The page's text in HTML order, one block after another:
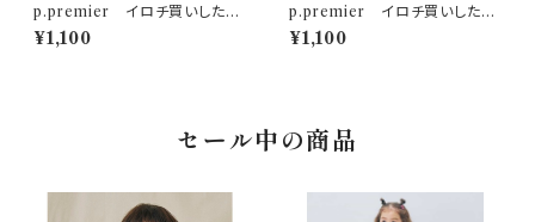
p.premier イロチ買いしたい
ノーバケーションノーサマーロゴ
¥1,100
p.premier イロチ買いしたい
ノーバケーションノーサマーロゴ
¥1,100
セール中の商品